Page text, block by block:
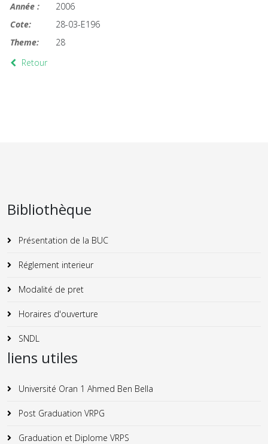
Année :
2006
Cote:
28-03-E196
Theme:
28
Retour
Bibliothèque
Présentation de la BUC
Réglement interieur
Modalité de pret
Horaires d'ouverture
SNDL
liens utiles
Université Oran 1 Ahmed Ben Bella
Post Graduation VRPG
Graduation et Diplome VRPS